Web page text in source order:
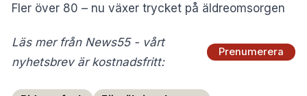
Fler över 80 – nu växer trycket på äldreomsorgen
Läs mer från News55 - vårt
nyhetsbrev är kostnadsfritt:
Prenumerera